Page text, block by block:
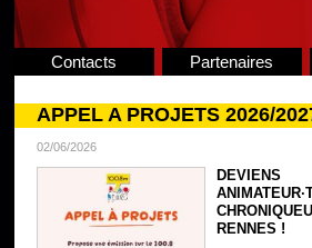
Contacts Partenaires
APPEL A PROJETS 2026/
02/06/2026
DEVIENS
RENNES !